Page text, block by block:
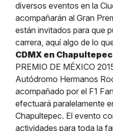
diversos eventos en la
acompañarán al Gran
están invitados para que
carrera, aquí algo de lo
CDMX en Chapultepec
PREMIO DE MÉXICO
Autódromo Hermanos
acompañado por el F1
efectuará paralelamente
Chapultepec. El evento
actividades para toda la